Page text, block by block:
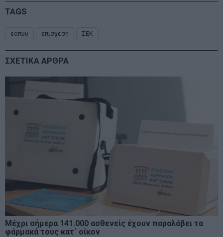
TAGS
εοπυυ επισχεση ΣΕΚ
ΣΧΕΤΙΚΑ ΑΡΘΡΑ
Μέχρι σήμερα 141.000 ασθενείς έχουν παραλάβει τα
φάρμακά τους κατ΄ οίκον